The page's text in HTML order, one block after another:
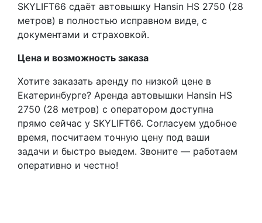
SKYLIFT66 сдаёт автовышку Hansin HS 2750 (28
метров) в полностью исправном виде, с
документами и страховкой.
Цена и возможность заказа
Хотите заказать аренду по низкой цене в
Екатеринбурге? Аренда автовышки Hansin HS
2750 (28 метров) с оператором доступна
прямо сейчас у SKYLIFT66. Согласуем удобное
время, посчитаем точную цену под ваши
задачи и быстро выедем. Звоните — работаем
оперативно и честно!